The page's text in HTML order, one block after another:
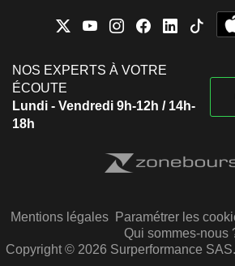
NOS EXPERTS À VOTRE
ÉCOUTE
Lundi - Vendredi 9h-12h / 14h-
18h
Mentions légales Paramétrer les
Qui sommes-nous
Copyright © 2026 Surperformance